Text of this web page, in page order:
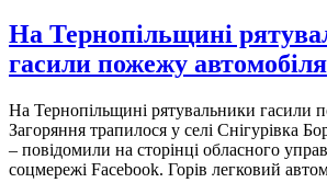
На Тернопільщині
гасили пожежу автомобіля
На Тернопільщині рятувальники гасили
Загоряння трапилося у селі Снігурівка
– повідомили на сторінці обласного
соцмережі Facebook. Горів легковий